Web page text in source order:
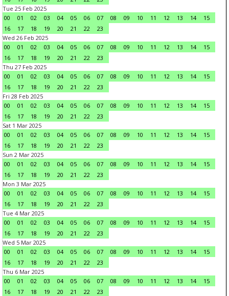
Tue 25 Feb 2025
00
01 02 03 04 05 06 07 08 09 10 11 12 13 14
15
16
17 18 19 20 21 22
23
Wed 26 Feb 2025
00
01 02 03 04 05 06 07 08 09 10 11 12 13 14
15
16
17 18 19 20 21 22
23
Thu 27 Feb 2025
00
01 02 03 04 05 06 07 08 09 10 11 12 13 14
15
16
17 18 19 20 21 22
23
Fri 28 Feb 2025
00
01 02 03 04 05 06 07 08 09 10 11 12 13 14
15
16
17 18 19 20 21 22
23
Sat 1 Mar 2025
00
01 02 03 04 05 06 07 08 09 10 11 12 13 14
15
16
17 18 19 20 21 22
23
Sun 2 Mar 2025
00
01 02 03 04 05 06 07 08 09 10 11 12 13 14
15
16
17 18 19 20 21 22
23
Mon 3 Mar 2025
00
01 02 03 04 05 06 07 08 09 10 11 12 13 14
15
16
17 18 19 20 21 22
23
Tue 4 Mar 2025
00
01 02 03 04 05 06 07 08 09 10 11 12 13 14
15
16
17 18 19 20 21 22
23
Wed 5 Mar 2025
00
01 02 03 04 05 06 07 08 09 10 11 12 13 14
15
16
17 18 19 20 21 22
23
Thu 6 Mar 2025
00
01 02 03 04 05 06 07 08 09 10 11 12 13 14
15
16
17 18 19 20 21 22
23